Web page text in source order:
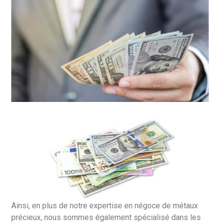
Ainsi, en plus de notre expertise en négoce de métaux
précieux, nous sommes également spécialisé dans les